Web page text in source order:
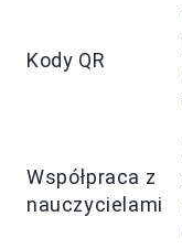
Kody QR
Współpraca z
nauczycielami